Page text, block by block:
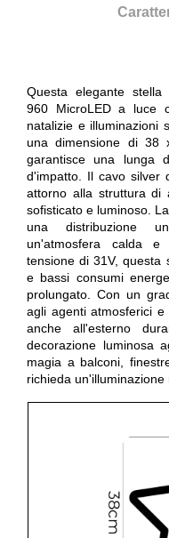
Questa elegante
960 MicroLED a luce
natalizie e illuminazioni
una dimensione di 38
garantisce una lunga
d'impatto. Il cavo silver
attorno alla struttura di
sofisticato e luminoso.
una distribuzione
un'atmosfera calda e
tensione di 31V, questa
e bassi consumi
prolungato. Con un
agli agenti atmosferici
anche all'esterno
decorazione luminosa
magia a balconi,
richieda